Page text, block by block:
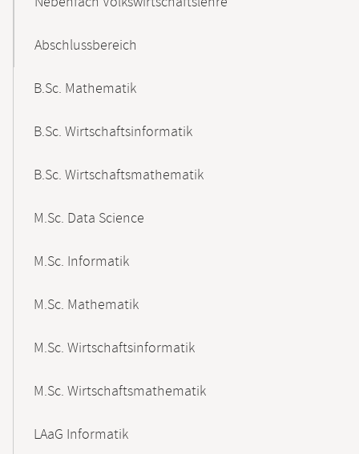
Abschlussbereich
B.Sc. Mathematik
B.Sc. Wirtschaftsinformatik
B.Sc. Wirtschaftsmathematik
M.Sc. Data Science
M.Sc. Informatik
M.Sc. Mathematik
M.Sc. Wirtschaftsinformatik
M.Sc. Wirtschaftsmathematik
LAaG Informatik